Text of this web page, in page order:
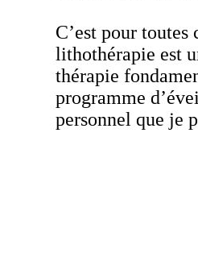
C’est pour toutes
lithothérapie est
thérapie
programme
personnel que je